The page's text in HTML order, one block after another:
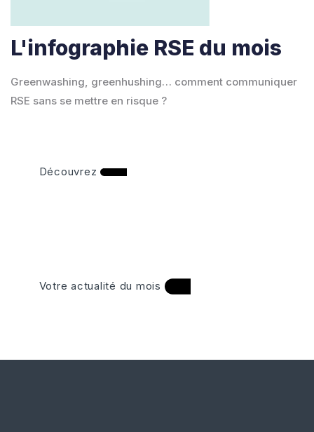
L'infographie RSE du mois
Greenwashing, greenhushing… comment communiquer
RSE sans se mettre en risque ?
Découvrez
Votre actualité du mois